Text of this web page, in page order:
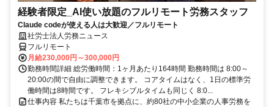
経験者限定_AI使い放題のフルリモート労務スタッフ
Claude codeが使える人は大歓迎／フルリモート
社労士法人労務ニュース
フルリモート
月給230,000円～300,000円
勤務時間詳細 総労働時間：1ヶ月あたり164時間 勤務時間は 8:00～
20:00の間で自由に調整できます。 コアタイムはなく、1日の標準労
働時間は8時間です。 フレキシブルタイムも同じく 8:0...
仕事内容 私たちは千葉市を拠点に、約80社の中小企業の人事労務を